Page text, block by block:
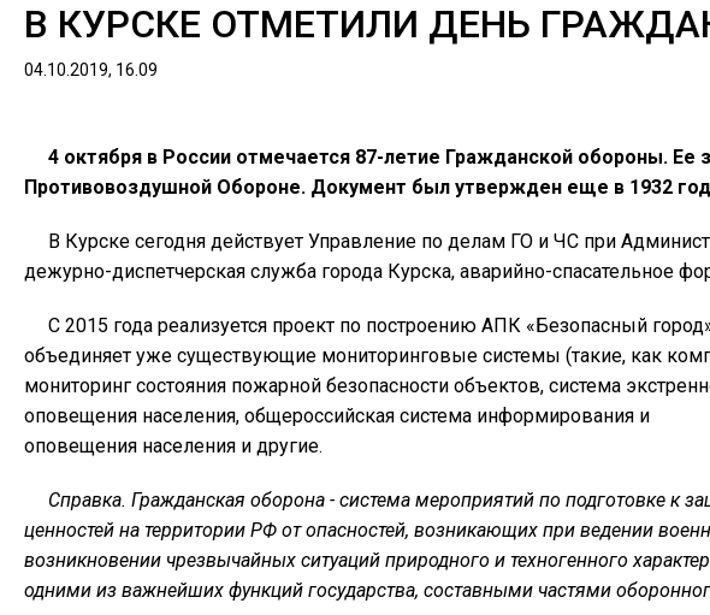
В КУРСКЕ ОТМЕТИЛИ ДЕНЬ
04.10.2019, 16.09
4 октября в России отмечается 87-летие Гражданской обороны.
Противовоздушной Обороне. Документ был утвержден еще в 1932
В Курске сегодня действует Управление по делам ГО и ЧС при
дежурно-диспетчерская служба города Курска, аварийно-спасательное
С 2015 года реализуется проект по построению АПК «Безопасный
объединяет уже существующие мониторинговые системы (такие, как
мониторинг состояния пожарной безопасности объектов, система
оповещения населения, общероссийская система информирования и
оповещения населения и другие.
Справка. Гражданская оборона - система мероприятий по подготовке к
ценностей на территории РФ от опасностей, возникающих при ведении
возникновении чрезвычайных ситуаций природного и техногенного
одними из важнейших функций государства, составными частями